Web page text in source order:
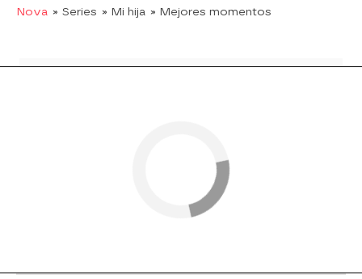
Nova » Series » Mi hija » Mejores momentos